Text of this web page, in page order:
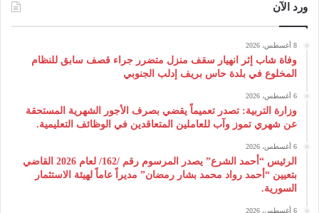
ورد الآن
8 أغسطس، 2026
وفاة شاب إثر انهيار سقف منزل متضرر جراء قصف سابق للنظام
المخلوع في بلدة حاس بريف إدلب الجنوبي
6 أغسطس، 2026
وزارة التربية: تصدر تعميماً يقضي بصرف الأجور الشهرية المستحقة
عن شهري تموز وآب للعاملين المتعاقدين في الوظائف التعليمية.
6 أغسطس، 2026
الرئيس “أحمد الشرع” يصدر المرسوم رقم /162/ لعام 2026 ‌القاضي
بتعيين “أحمد رواد محمد بشار رمضان” مديراً عاماً لهيئة ‌الاستثمار
السورية.
6 أغسطس، 2026